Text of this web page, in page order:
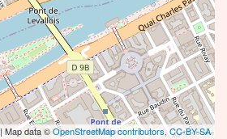
| Map data ©OpenStreetMap contributors,CC-BY-SA